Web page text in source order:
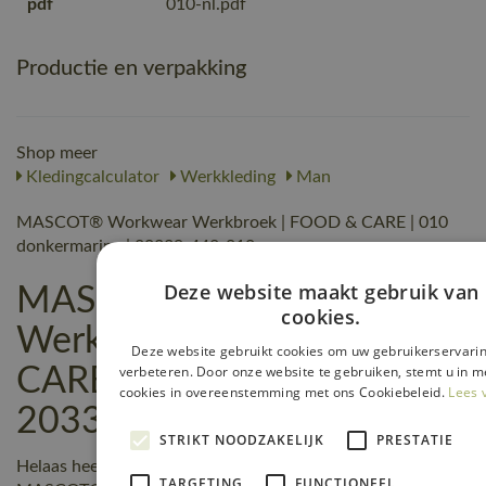
pdf 010-nl.pdf
Productie en verpakking
Shop meer
Kledingcalculator
Werkkleding Man
MASCOT® Workwear Werkbroek | FOOD & CARE | 010
donkermarine | 20339-442-010
MASCOT® Workwear
Werkbroek | FOOD &
CARE | 010 donkermarine |
20339-442-010 reviews
Helaas heeft nog niemand een beoordeling geschreven over
Deze website maakt gebruik van
cookies.
Deze website gebruikt cookies om uw
verbeteren. Door onze website te gebruiken, stemt u in
cookies in overeenstemming met ons Cookiebeleid. Lees
STRIKT NOODZAKELIJK PRESTATIE